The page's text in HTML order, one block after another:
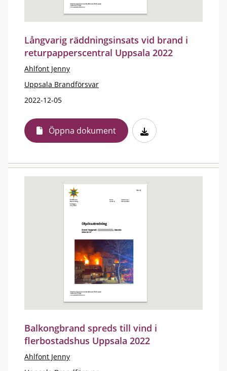
Långvarig räddningsinsats vid brand i
returpapperscentral Uppsala 2022
Ahlfont Jenny
Uppsala Brandförsvar
2022-12-05
Öppna dokument
Balkongbrand spreds till vind i
flerbostadshus Uppsala 2022
Ahlfont Jenny